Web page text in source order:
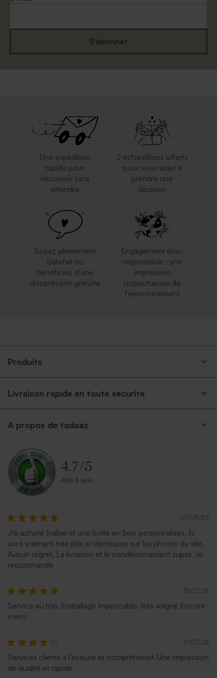
nature moucheté
S'abonner
Une expédition
rapide pour
découvrir sans
attendre
2 échantillons offerts
pour vous aider à
prendre une
décision
Soyez pleinement
Satisfait ou
bénéficiez d'une
réimpression gratuite
Engagement éco-
responsable : une
impression
respectueuse de
l'environnement
Produits
Livraison rapide en toute securite
A propos de tadaaz
4.7/5
4863 avis
01.08.26
J'ai acheté 1valise et une boîte en bois personnalisés, ils
sont vraiment très jolis et identiques sur les photos du site.
Aucun regret. La livraison et le conditionnement super. Je
recommande
31.07.26
Service au top. Emballage impeccable, très soigné Encore
merci
31.07.26
Services clients à l’écoute et compréhensif. Une impression
de qualité et rapide